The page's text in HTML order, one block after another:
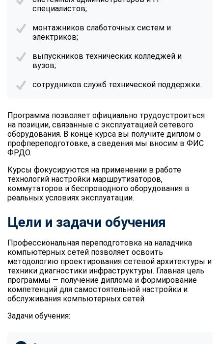
специалистов;
монтажников слаботочных систем и
электриков;
выпускников технических колледжей и
вузов;
сотрудников служб технической поддержки.
Программа позволяет официально трудоустроиться
на позиции, связанные с эксплуатацией сетевого
оборудования. В конце курса вы получите диплом о
профпереподготовке, а сведения мы вносим в ФИС
ФРДО.
Курсы фокусируются на применении в работе
технологий настройки маршрутизаторов,
коммутаторов и беспроводного оборудования в
реальных условиях эксплуатации.
Цели и задачи обучения
Профессиональная переподготовка на наладчика
компьютерных сетей позволяет освоить
методологию проектирования сетевой архитектуры и
техники диагностики инфраструктуры. Главная цель
программы — получение диплома и формирование
компетенций для самостоятельной настройки и
обслуживания компьютерных сетей.
Задачи обучения: